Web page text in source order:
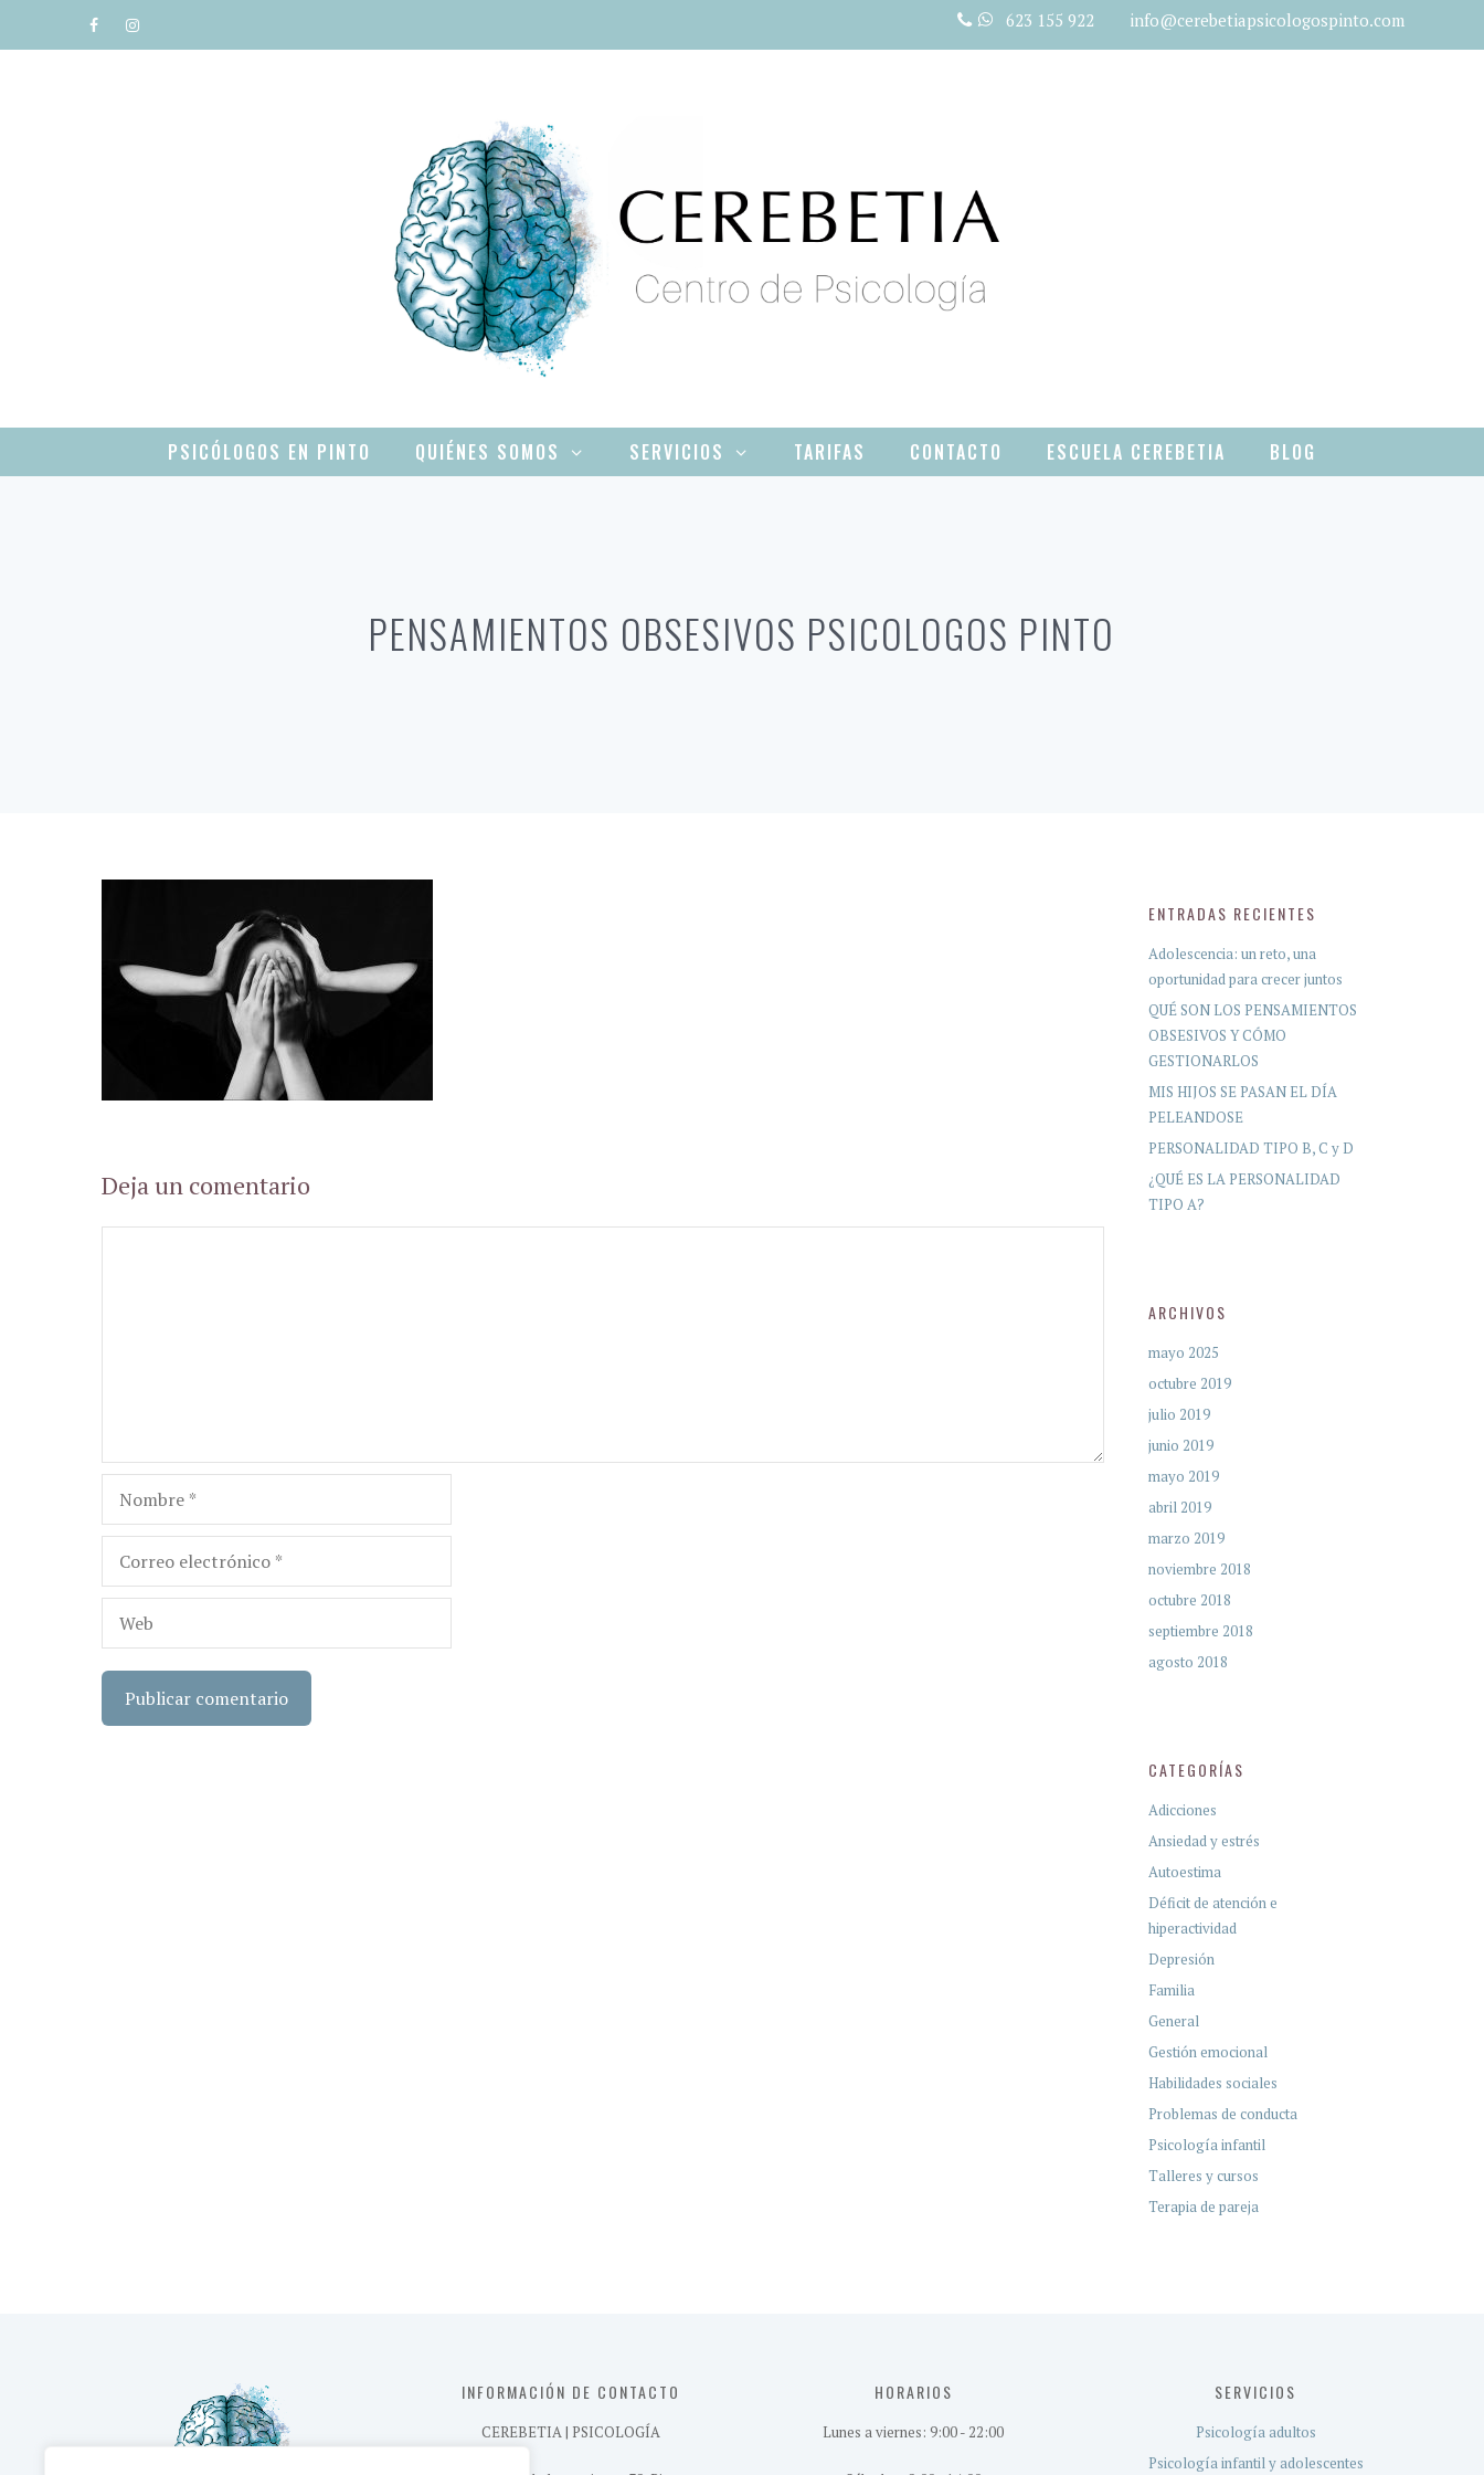
al
623 155 922 info@cerebetiapsicologospinto.com
PSICÓLOGOS EN PINTO QUIÉNES SOMOS SERVICIOS TARIFAS CONTACTO ESCUELA CEREBETIA BLOG
PENSAMIENTOS OBSESIVOS PSICOLOGOS PINTO
Deja un comentario
Nombre
Correo
electrónico
Web
ENTRADAS RECIENTES
Adolescencia: un reto, una
oportunidad para crecer juntos
QUÉ SON LOS PENSAMIENTOS
OBSESIVOS Y CÓMO
GESTIONARLOS
MIS HIJOS SE PASAN EL DÍA
PELEANDOSE
PERSONALIDAD TIPO B, C y D
¿QUÉ ES LA PERSONALIDAD
TIPO A?
ARCHIVOS
mayo 2025
octubre 2019
julio 2019
junio 2019
mayo 2019
abril 2019
marzo 2019
noviembre 2018
octubre 2018
septiembre 2018
agosto 2018
CATEGORÍAS
Adicciones
Ansiedad y estrés
Autoestima
Déficit de atención e
hiperactividad
Depresión
Familia
General
Gestión emocional
Habilidades sociales
Problemas de conducta
Psicología infantil
Talleres y cursos
Terapia de pareja
INFORMACIÓN DE CONTACTO
CEREBETIA | PSICOLOGÍA
HORARIOS
Lunes a viernes: 9:00 - 22:00
SERVICIOS
Psicología adultos
Psicología infantil y adolescentes